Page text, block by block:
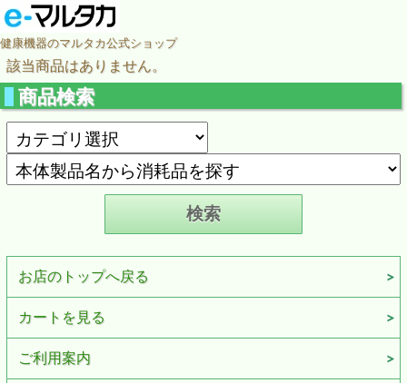
健康機器のマルタカ公式ショップ
該当商品はありません。
商品検索
お店のトップへ戻る
カートを見る
ご利用案内